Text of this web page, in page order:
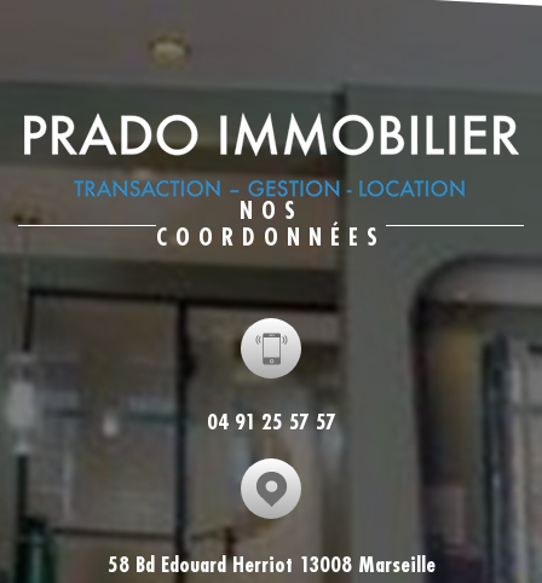
NOS
COORDONNÉES
04 91 25 57 57
58 Bd Edouard Herriot 13008 Marseille